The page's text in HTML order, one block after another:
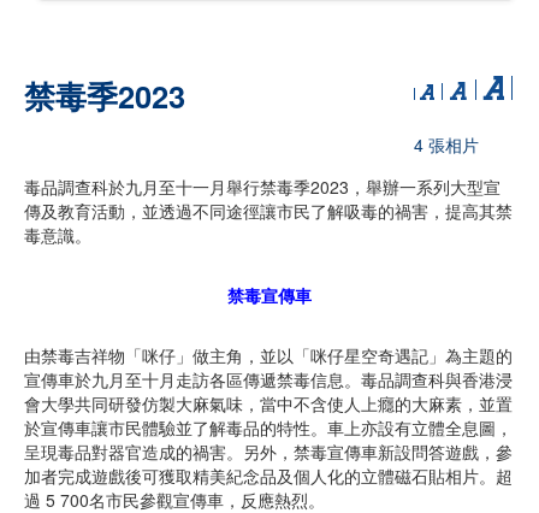
禁毒季2023
4 張相片
毒品調查科於九月至十一月舉行禁毒季2023，舉辦一系列大型宣
傳及教育活動，並透過不同途徑讓市民了解吸毒的禍害，提高其禁
毒意識。
禁毒宣傳車
由禁毒吉祥物「咪仔」做主角，並以「咪仔星空奇遇記」為主題的
宣傳車於九月至十月走訪各區傳遞禁毒信息。毒品調查科與香港浸
會大學共同研發仿製大麻氣味，當中不含使人上癮的大麻素，並置
於宣傳車讓市民體驗並了解毒品的特性。車上亦設有立體全息圖，
呈現毒品對器官造成的禍害。另外，禁毒宣傳車新設問答遊戲，參
加者完成遊戲後可獲取精美紀念品及個人化的立體磁石貼相片。超
過 5 700名市民參觀宣傳車，反應熱烈。